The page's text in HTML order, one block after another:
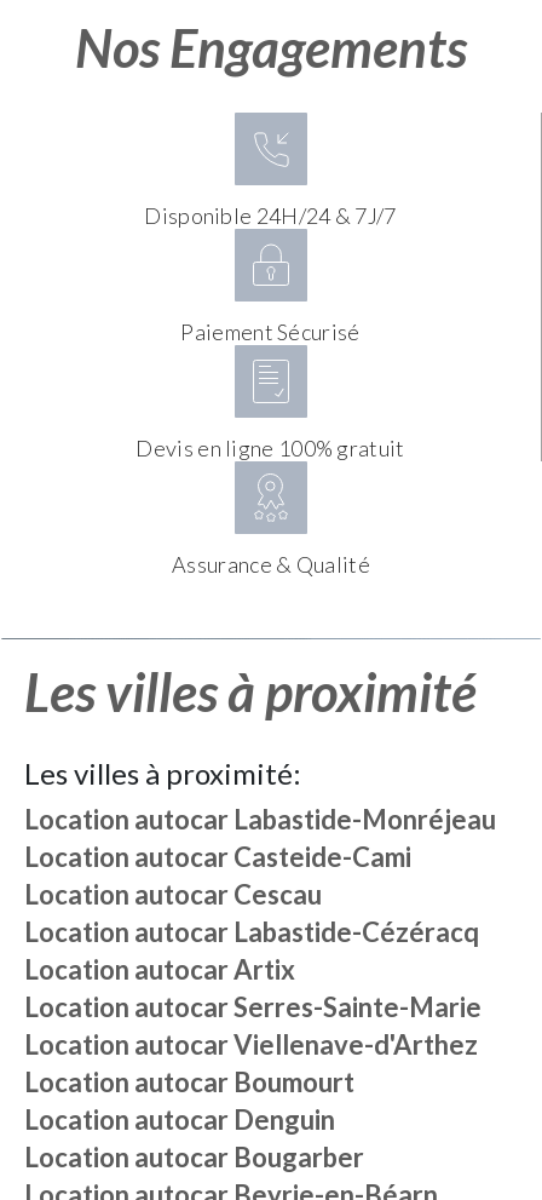
Nos Engagements
Disponible 24H/24 & 7J/7
Paiement Sécurisé
Devis en ligne 100% gratuit
Assurance & Qualité
Les villes à proximité
Les villes à proximité:
Location autocar Labastide-Monréjeau
Location autocarCasteide-Cami
Location autocarCescau
Location autocar Labastide-Cézéracq
Location autocarArtix
Location autocarSerres-Sainte-Marie
Location autocarViellenave-d'Arthez
Location autocar Boumourt
Location autocar Denguin
Location autocar Bougarber